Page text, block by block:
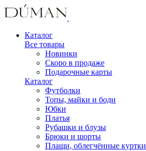
Каталог
Все товары
Новинки
Скоро в продаже
Подарочные карты
Каталог
Футболки
Топы, майки и боди
Юбки
Платья
Рубашки и блузы
Брюки и шорты
Плащи, облегчённые куртки